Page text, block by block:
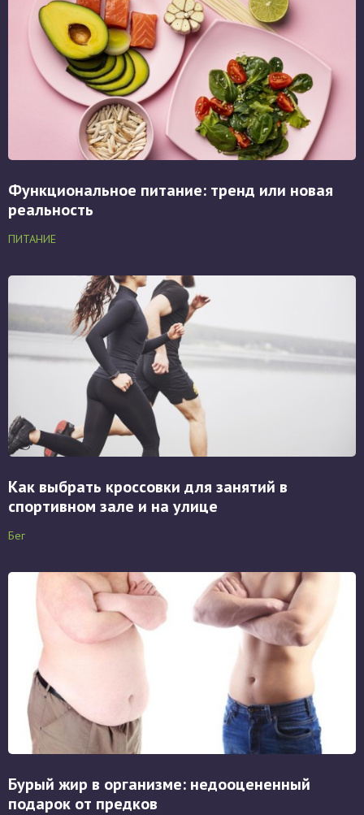
Функциональное питание: тренд или новая
реальность
ПИТАНИЕ
Как выбрать кроссовки для занятий в
спортивном зале и на улице
Бег
Бурый жир в организме: недооцененный
подарок от предков